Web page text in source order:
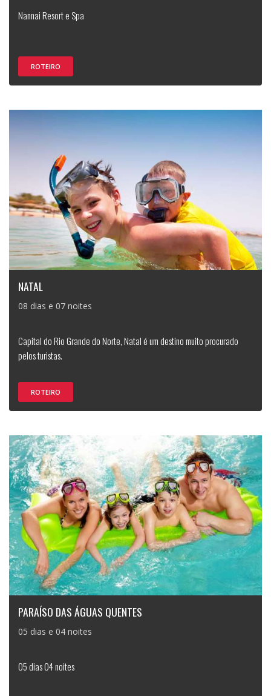
Nannai Resort e Spa
ROTEIRO
NATAL
08 dias e 07 noites
Capital do Rio Grande do Norte, Natal é um destino muito procurado
pelos turistas.
ROTEIRO
PARAÍSO DAS ÁGUAS QUENTES
05 dias e 04 noites
05 dias 04 noites